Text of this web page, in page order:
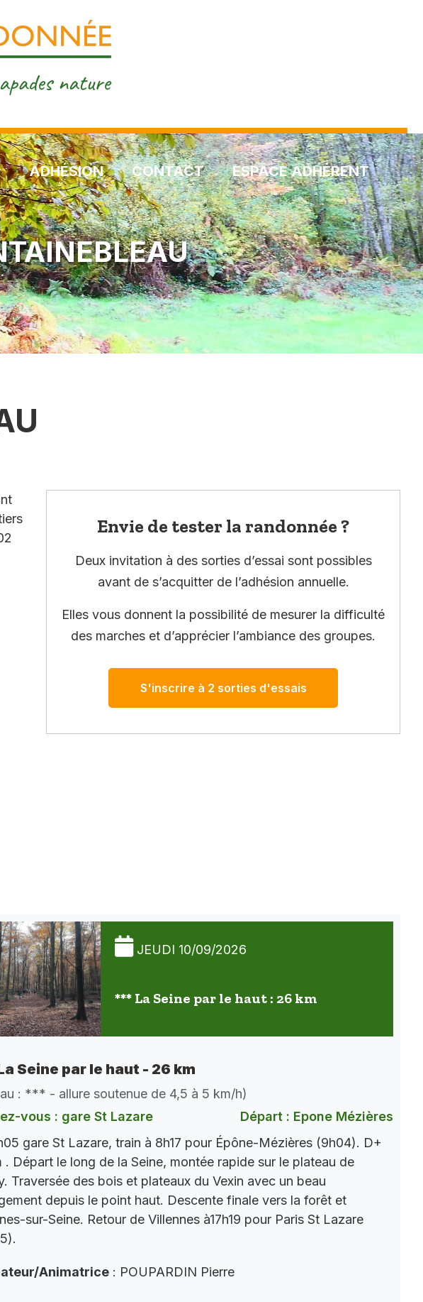
ADHÉSION CONTACT ESPACE ADHÉRENT
Envie de tester la randonnée ?
Deux invitation à des sorties d’essai sont possibles
avant de s’acquitter de l’adhésion annuelle.
Elles vous donnent la possibilité de mesurer la difficulté
des marches et d’apprécier l’ambiance des groupes.
S'inscrire à 2 sorties d'essais
JEUDI 10/09/2026
*** La Seine par le haut : 26 km
Seine par le haut - 26 km
: *** - allure soutenue de 4,5 à 5 km/h)
vous : gare St Lazare
Départ : Epone Mézières
gare St Lazare, train à 8h17 pour Épône-Mézières (9h04). D+
. Départ le long de la Seine, montée rapide sur le plateau de
Traversée des bois et plateaux du Vexin avec un beau
depuis le point haut. Descente finale vers la forêt et
sur-Seine. Retour de Villennes à17h19 pour Paris St Lazare
Animatrice : POUPARDIN Pierre